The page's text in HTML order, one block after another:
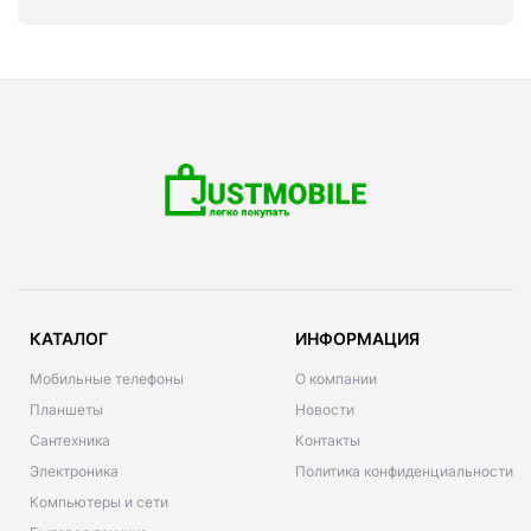
КАТАЛОГ
Мобильные телефоны
Планшеты
Сантехника
Электроника
Компьютеры и сети
ИНФОРМАЦИЯ
О компании
Новости
Контакты
Политика конфиденциальности